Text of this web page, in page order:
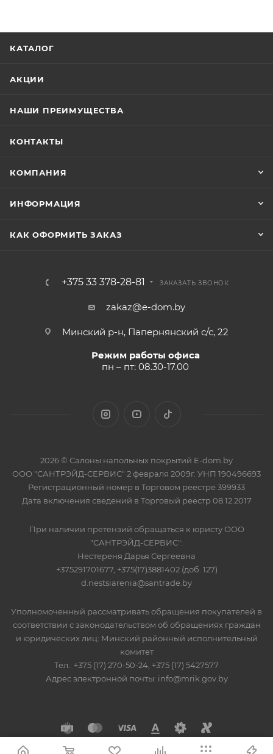
КАТАЛОГ
АКЦИИ
НАШИ ПРЕИМУЩЕСТВА
КОНТАКТЫ
КОМПАНИЯ
ИНФОРМАЦИЯ
КАК ОФОРМИТЬ ЗАКАЗ
+375 33 378-28-81 ЗАКАЗАТЬ ЗВОНОК
zakaz@e-dom.by
Минский р-н, Папернянский с/с, 22
Режим работы офиса
пн – пт: 08.30-17.00
2026 © Салоны напольных покрытий E-dom.by
ООО "САНТРЭЙД-СЕРВИС" 2 февраля 2009г. УНП 190496693
Регистрационный номер в Торговом реестре 399933
Дата включения сведений в Торговый реестр 08.12.2017
При наличии претензий обращаться к юристу ООО
"САНТРЭЙД-СЕРВИС":
Нестереня Дарья Сергеевна
+375291701677, +375(17)3881402 (доб. 127)
d.nestsiarenia@santrade.by
Уполномоченный рассматривать обращения покупателей в
соответствии с законодательством об обращениях граждан
и юридических лиц: Минский районный исполнительный
комитет
Тел.: +375 (17) 270-50-24, +375 (17) 5427577
Адрес электронной почты: info@mrik.gov.by